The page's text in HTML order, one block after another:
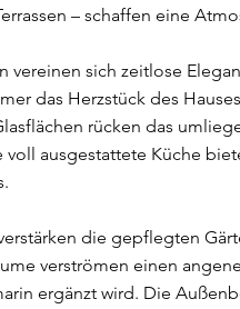
– schaffen eine
vereinen sich zeitlose
das Herzstück des
rücken das
voll ausgestattete Küche
die gepflegten
verströmen einen
ergänzt wird. Die